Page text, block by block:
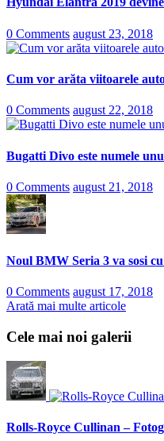
0 Comments august 23, 2018
Cum vor arăta viitoarele
0 Comments august 22, 2018
Bugatti Divo este numele
0 Comments august 21, 2018
Noul BMW Seria 3 va sosi
0 Comments august 17, 2018
Arată mai multe articole
Cele mai noi galerii
Rolls-Royce Cullinan –